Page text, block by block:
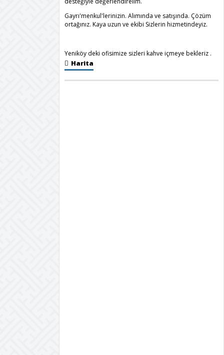
Gayrı'menkul'lerinizin. Alımında ve satışında. Çözüm
ortağınız. Kaya uzun ve ekibi Sizlerin hizmetindeyiz.
Yeniköy deki ofisimize sizleri kahve içmeye bekleriz .
Harita